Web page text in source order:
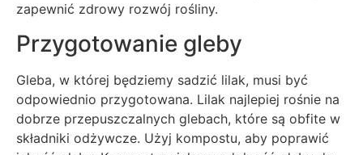
zapewnić zdrowy rozwój rośliny.
Przygotowanie gleby
Gleba, w której będziemy sadzić lilak, musi być
odpowiednio przygotowana. Lilak najlepiej rośnie na
dobrze przepuszczalnych glebach, które są obfite w
składniki odżywcze. Użyj kompostu, aby poprawić